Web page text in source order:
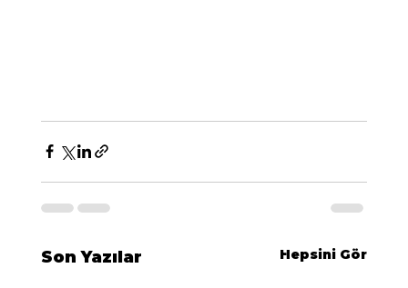
Son Yazılar Hepsini Gör